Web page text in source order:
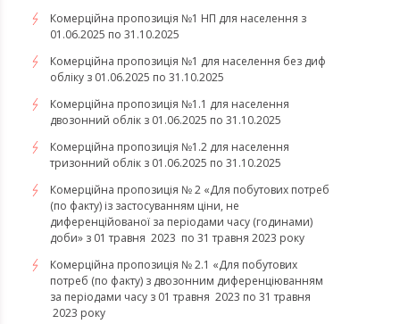
Комерційна пропозиція №1 НП для населення з
01.06.2025 по 31.10.2025
Комерційна пропозиція №1 для населення без диф
обліку з 01.06.2025 по 31.10.2025
Комерційна пропозиція №1.1 для населення
двозонний облік з 01.06.2025 по 31.10.2025
Комерційна пропозиція №1.2 для населення
тризонний облік з 01.06.2025 по 31.10.2025
Комерційна пропозиція № 2 «Для побутових потреб
(по факту) із застосуванням ціни, не
диференційованої за періодами часу (годинами)
доби» з 01 травня 2023 по 31 травня 2023 року
Комерційна пропозиція № 2.1 «Для побутових
потреб (по факту) з двозонним диференціюванням
за періодами часу з 01 травня 2023 по 31 травня
2023 року